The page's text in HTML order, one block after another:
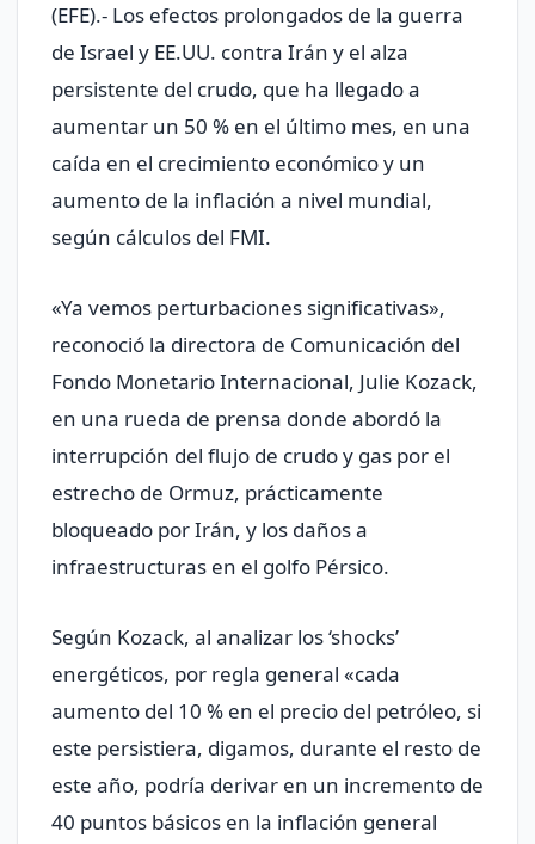
(EFE).- Los efectos prolongados de la guerra
de Israel y EE.UU. contra Irán y el alza
persistente del crudo, que ha llegado a
aumentar un 50 % en el último mes, en una
caída en el crecimiento económico y un
aumento de la inflación a nivel mundial,
según cálculos del FMI.
«Ya vemos perturbaciones significativas»,
reconoció la directora de Comunicación del
Fondo Monetario Internacional, Julie Kozack,
en una rueda de prensa donde abordó la
interrupción del flujo de crudo y gas por el
estrecho de Ormuz, prácticamente
bloqueado por Irán, y los daños a
infraestructuras en el golfo Pérsico.
Según Kozack, al analizar los ‘shocks’
energéticos, por regla general «cada
aumento del 10 % en el precio del petróleo, si
este persistiera, digamos, durante el resto de
este año, podría derivar en un incremento de
40 puntos básicos en la inflación general